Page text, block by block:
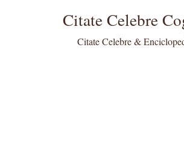
Citate Celebre
Citate Celebre &